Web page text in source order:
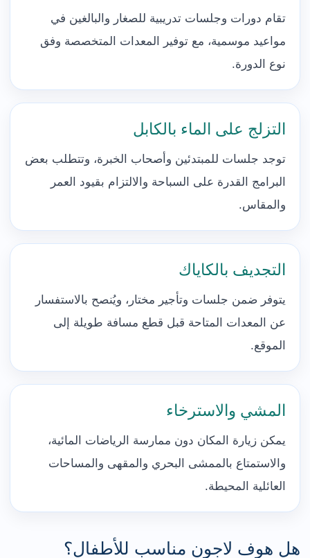
تقام دورات وجلسات تدريبية للصغار والبالغين في
مواعيد موسمية، مع توفير المعدات المتخصصة وفق
نوع الدورة.
التزلج على الماء بالكابل
توجد جلسات للمبتدئين وأصحاب الخبرة، وتتطلب بعض
البرامج القدرة على السباحة والالتزام بقيود العمر
والمقاس.
التجديف بالكاياك
يتوفر ضمن جلسات وتأجير مختار، ويُنصح بالاستفسار
عن المعدات المتاحة قبل قطع مسافة طويلة إلى
الموقع.
المشي والاسترخاء
يمكن زيارة المكان دون ممارسة الرياضات المائية،
والاستمتاع بالممشى البحري والمقهى والمساحات
العائلية المحيطة.
هل هوف لاجون مناسب للأطفال؟